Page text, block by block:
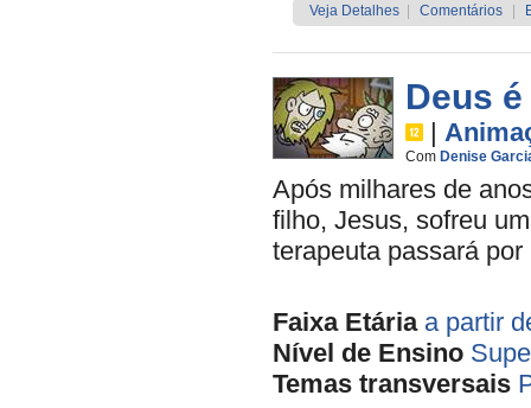
Veja Detalhes Comentários
Deus
|
Com Denise
Após milhares de
filho, Jesus, sofreu
terapeuta passará
Faixa Etária a partir
Nível de Ensino
Temas transversais